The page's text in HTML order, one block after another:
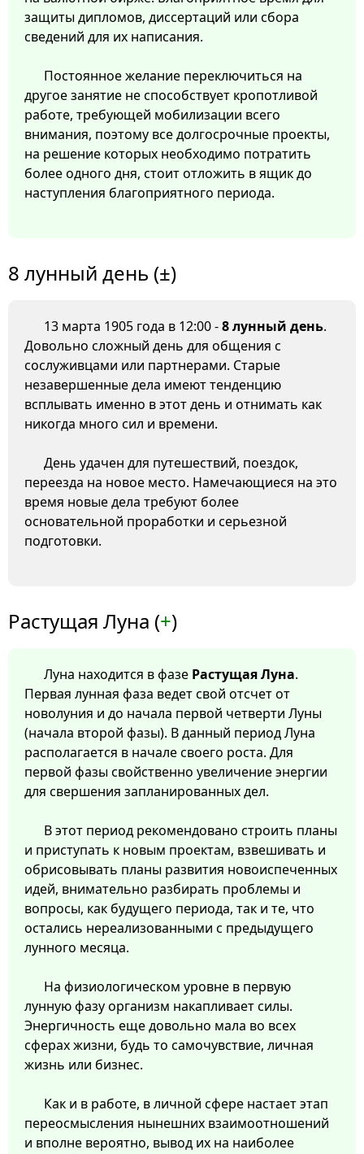
защиты дипломов, диссертаций или сбора
сведений для их написания.
Постоянное желание переключиться на
другое занятие не способствует кропотливой
работе, требующей мобилизации всего
внимания, поэтому все долгосрочные проекты,
на решение которых необходимо потратить
более одного дня, стоит отложить в ящик до
наступления благоприятного периода.
8 лунный день (±)
13 марта 1905 года в 12:00 -8 лунный день.
Довольно сложный день для общения с
сослуживцами или партнерами. Старые
незавершенные дела имеют тенденцию
всплывать именно в этот день и отнимать как
никогда много сил и времени.
День удачен для путешествий, поездок,
переезда на новое место. Намечающиеся на это
время новые дела требуют более
основательной проработки и серьезной
подготовки.
Растущая Луна (+)
Луна находится в фазе Растущая Луна.
Первая лунная фаза ведет свой отсчет от
новолуния и до начала первой четверти Луны
(начала второй фазы). В данный период Луна
располагается в начале своего роста. Для
первой фазы свойственно увеличение энергии
для свершения запланированных дел.
В этот период рекомендовано строить планы
и приступать к новым проектам, взвешивать и
обрисовывать планы развития новоиспеченных
идей, внимательно разбирать проблемы и
вопросы, как будущего периода, так и те, что
остались нереализованными с предыдущего
лунного месяца.
На физиологическом уровне в первую
лунную фазу организм накапливает силы.
Энергичность еще довольно мала во всех
сферах жизни, будь то самочувствие, личная
жизнь или бизнес.
Как и в работе, в личной сфере настает этап
переосмысления нынешних взаимоотношений
и вполне вероятно, вывод их на наиболее